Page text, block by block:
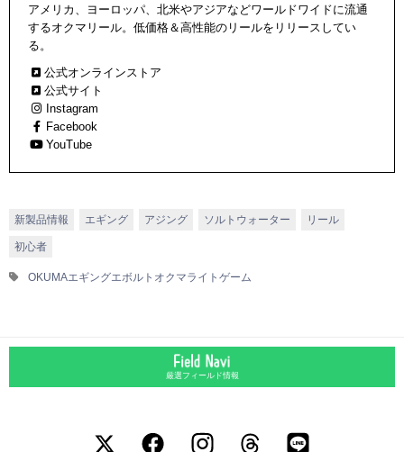
アメリカ、ヨーロッパ、北米やアジアなどワールドワイドに流通
するオクマリール。低価格＆高性能のリールをリリースしてい
る。
公式オンラインストア
公式サイト
Instagram
Facebook
YouTube
新製品情報 エギング アジング ソルトウォーター リール
初心者
OKUMAエギングエボルト オクマライトゲーム
厳選フィールド情報